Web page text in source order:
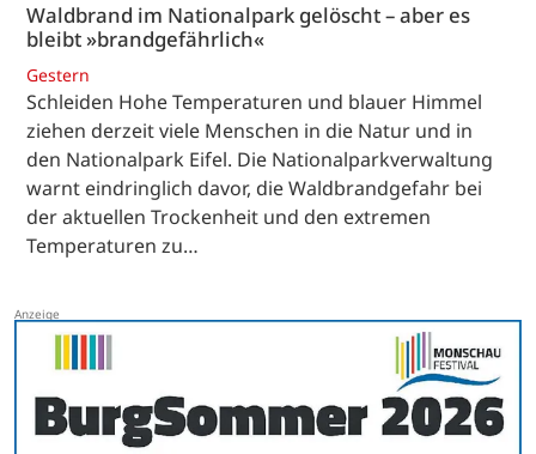
Waldbrand im Nationalpark gelöscht – aber es
bleibt »brandgefährlich«
Gestern
Schleiden Hohe Temperaturen und blauer Himmel
ziehen derzeit viele Menschen in die Natur und in
den Nationalpark Eifel. Die Nationalparkverwaltung
warnt eindringlich davor, die Waldbrandgefahr bei
der aktuellen Trockenheit und den extremen
Temperaturen zu…